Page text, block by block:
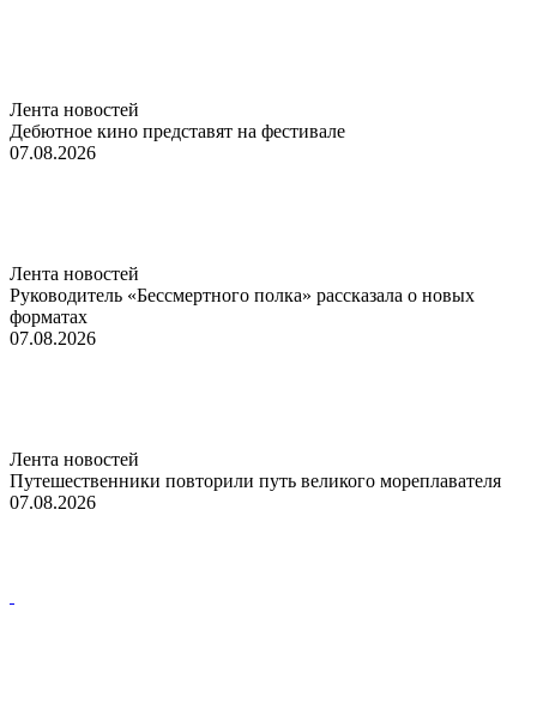
Лента новостей
Дебютное кино представят на фестивале
07.08.2026
Лента новостей
Руководитель «Бессмертного полка» рассказала о новых
форматах
07.08.2026
Лента новостей
Путешественники повторили путь великого мореплавателя
07.08.2026